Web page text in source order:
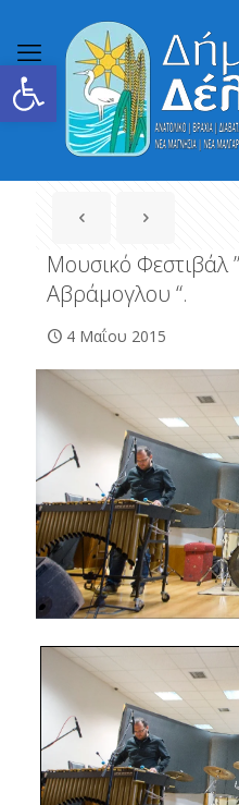
Ανοίξτε τη γραμμή εργαλείων
Μουσικό Φεστιβάλ
Αβράμογλου “.
4 Μαΐου 2015